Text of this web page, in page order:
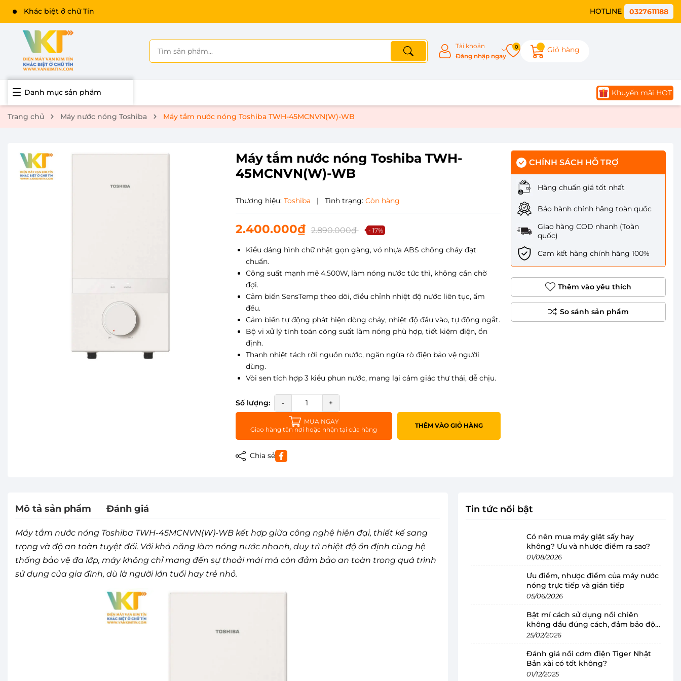
Khác biệt ở chữ Tín HOTLINE 0327611188
Tài khoản
Đăng nhập ngay
0 Giỏ hàng
Danh mục sản phẩm Khuyến mãi HOT
Trang chủ Máy nước nóng Toshiba Máy tắm nước nóng Toshiba TWH-45MCNVN(W)-WB
Máy tắm nước nóng Toshiba TWH-
45MCNVN(W)-WB
Thương hiệu: Toshiba | Tình trạng: Còn hàng
2.400.000₫ 2.890.000₫ - 17%
Kiểu dáng hình chữ nhật gọn gàng, vỏ nhựa ABS chống cháy đạt
chuẩn.
Công suất mạnh mẽ 4.500W, làm nóng nước tức thì, không cần chờ
đợi.
Cảm biến SensTemp theo dõi, điều chỉnh nhiệt độ nước liên tục, ấm
đều.
Cảm biến tự động phát hiện dòng chảy, nhiệt độ đầu vào, tự động ngắt.
Bộ vi xử lý tính toán công suất làm nóng phù hợp, tiết kiệm điện, ổn
định.
Thanh nhiệt tách rời nguồn nước, ngăn ngừa rò điện bảo vệ người
dùng.
Vòi sen tích hợp 3 kiểu phun nước, mang lại cảm giác thư thái, dễ chịu.
Số lượng: - +
MUA NGAY
Giao hàng tận nơi hoặc nhận tại cửa hàng
THÊM VÀO GIỎ HÀNG
Chia sẻ
CHÍNH SÁCH HỖ TRỢ
Hàng chuẩn giá tốt nhất
Bảo hành chính hãng toàn quốc
Giao hàng COD nhanh (Toàn
quốc)
Cam kết hàng chính hãng 100%
Thêm vào yêu thích
Mô tả sản phẩm Đánh giá
Máy tắm nước nóng Toshiba TWH-45MCNVN(W)-WB kết hợp giữa công nghệ hiện đại, thiết kế sang
trọng và độ an toàn tuyệt đối. Với khả năng làm nóng nước nhanh, duy trì nhiệt độ ổn định cùng hệ
thống bảo vệ đa lớp, máy không chỉ mang đến sự thoải mái mà còn đảm bảo an toàn trong quá trình
sử dụng của gia đình, dù là người lớn tuổi hay trẻ nhỏ.
Tin tức nổi bật
Có nên mua máy giặt sấy hay
không? Ưu và nhược điểm ra sao?
01/08/2026
Ưu điểm, nhược điểm của máy nước
nóng trực tiếp và gián tiếp
05/06/2026
Bật mí cách sử dụng nồi chiên
không dầu đúng cách, đảm bảo độ
bền
25/02/2026
Đánh giá nồi cơm điện Tiger Nhật
Bản xài có tốt không?
01/12/2025